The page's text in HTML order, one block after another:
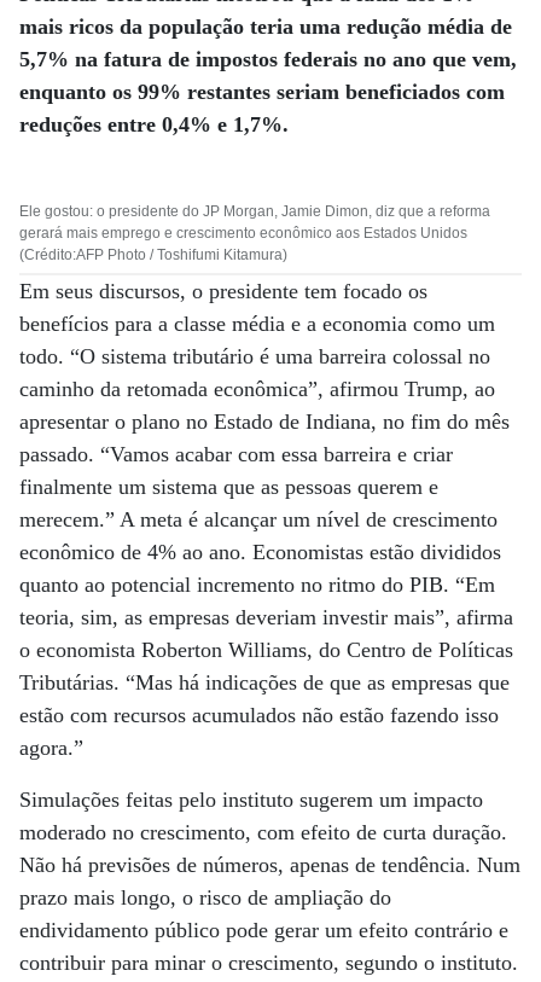
mais ricos da população teria uma redução média de
5,7% na fatura de impostos federais no ano que vem,
enquanto os 99% restantes seriam beneficiados com
reduções entre 0,4% e 1,7%.
Ele gostou: o presidente do JP Morgan, Jamie Dimon, diz que a reforma
gerará mais emprego e crescimento econômico aos Estados Unidos
(Crédito:AFP Photo / Toshifumi Kitamura)
Em seus discursos, o presidente tem focado os
benefícios para a classe média e a economia como um
todo. “O sistema tributário é uma barreira colossal no
caminho da retomada econômica”, afirmou Trump, ao
apresentar o plano no Estado de Indiana, no fim do mês
passado. “Vamos acabar com essa barreira e criar
finalmente um sistema que as pessoas querem e
merecem.” A meta é alcançar um nível de crescimento
econômico de 4% ao ano. Economistas estão divididos
quanto ao potencial incremento no ritmo do PIB. “Em
teoria, sim, as empresas deveriam investir mais”, afirma
o economista Roberton Williams, do Centro de Políticas
Tributárias. “Mas há indicações de que as empresas que
estão com recursos acumulados não estão fazendo isso
agora.”
Simulações feitas pelo instituto sugerem um impacto
moderado no crescimento, com efeito de curta duração.
Não há previsões de números, apenas de tendência. Num
prazo mais longo, o risco de ampliação do
endividamento público pode gerar um efeito contrário e
contribuir para minar o crescimento, segundo o instituto.